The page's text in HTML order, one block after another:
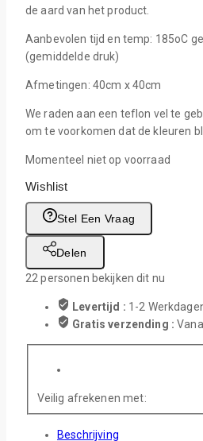
de aard van het product.
Aanbevolen tijd en temp: 185oC
(gemiddelde druk)
Afmetingen: 40cm x 40cm
We raden aan een teflon vel te
om te voorkomen dat de kleuren
Momenteel niet op voorraad
Wishlist
Stel Een Vraag
Delen
22 personen bekijken dit nu
Levertijd : 1-2
Gratis verzending :
Veilig afrekenen met:
Beschrijving